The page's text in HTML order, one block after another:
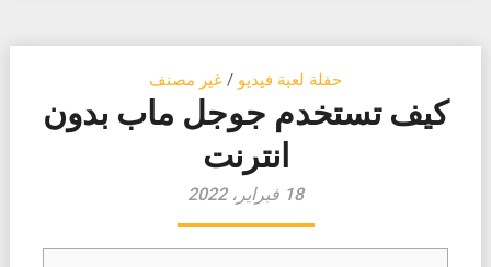
حفلة لعبة فيديو / غير مصنف
كيف تستخدم جوجل ماب بدون
انترنت
18 فبراير، 2022